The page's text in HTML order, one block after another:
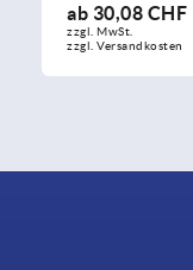
30,08 CHF
zzgl. MwSt.
zzgl. Versandkosten